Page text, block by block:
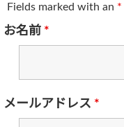
Fields marked with an *
お名前 *
メールアドレス *